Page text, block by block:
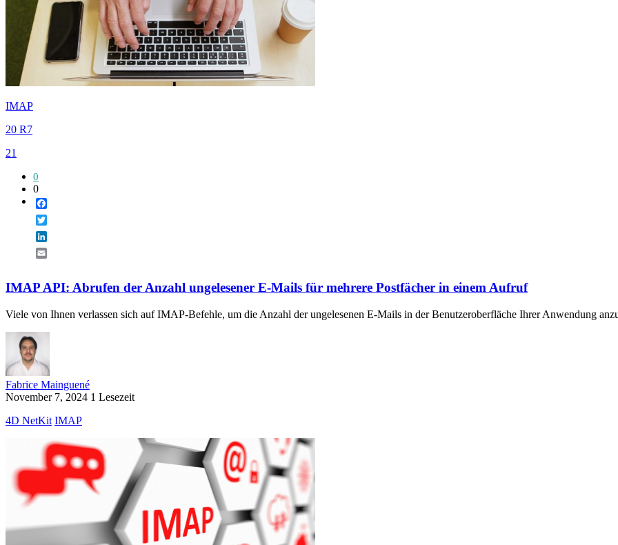
IMAP
20 R7
21
0
0
IMAP API: Abrufen der Anzahl ungelesener E-Mails für mehrere Postfächer in einem Aufruf
Viele von Ihnen verlassen sich auf IMAP-Befehle, um die Anzahl der ungelesenen E-Mails in der Benutzeroberfläche Ihrer Anwendung
Fabrice Mainguené
November 7, 2024 1 Lesezeit
4D NetKit IMAP